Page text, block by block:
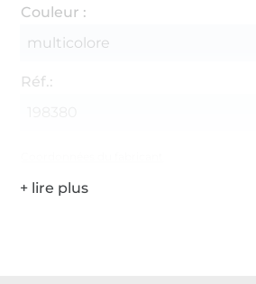
Couleur :
multicolore
Réf.: